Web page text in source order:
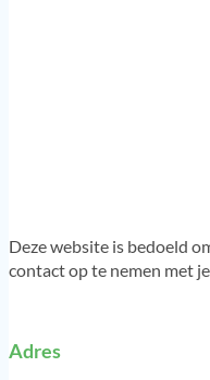
Deze website is bedoeld
contact op te nemen met
Adres